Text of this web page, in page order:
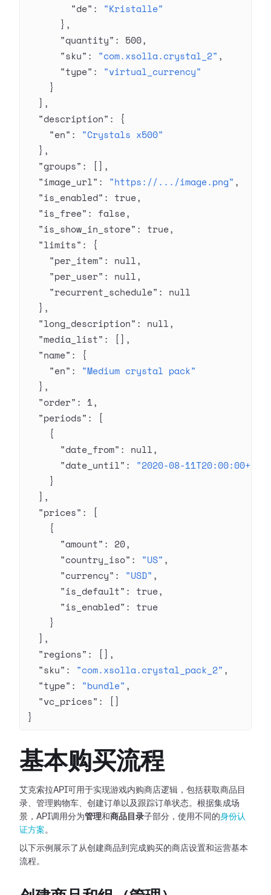
        "de"
: "Kristalle"
      },
      "quantity"
: 500,
      "sku"
: "com.xsolla.crystal_2" ,
      "type"
: "virtual_currency"
    }
  ],
  "description"
: {
    "en"
: "Crystals x500"
  },
  "groups"
: [],
  "image_url"
: "https://.../image.png" ,
  "is_enabled"
: true,
  "is_free"
: false,
  "is_show_in_store"
: true,
  "limits"
: {
    "per_item"
: null,
    "per_user"
: null,
    "recurrent_schedule"
: null
  },
  "long_description"
: null,
  "media_list"
: [],
  "name"
: {
    "en"
: "Medium crystal pack"
  },
  "order"
: 1,
  "periods"
: [
    {
      "date_from"
: null,
      "date_until"
: "2020-08-
    }
  ],
  "prices"
: [
    {
      "amount"
: 20,
      "country_iso"
: "US" ,
      "currency"
: "USD" ,
      "is_default"
: true,
      "is_enabled"
: true
    }
  ],
  "regions"
: [],
  "sku"
: "com.xsolla.crystal_pack_2" ,
  "type"
: "bundle" ,
  "vc_prices"
: []
}
基本购买流程
艾克索拉API可用于实现游戏内购商店逻辑，包括获取商品目
录、管理购物车、创建订单以及跟踪订单状态。根据集成场
景，API调用分为管理和 商品目录子部分，使用不同的身份认
证方案。
以下示例展示了从创建商品到完成购买的商店设置和运营基本
流程。